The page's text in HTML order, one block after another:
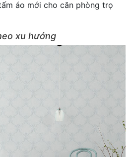
áo mới cho căn phòng trọ
xu hướng